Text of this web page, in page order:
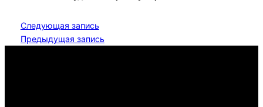
Следующая запись
Предыдущая запись